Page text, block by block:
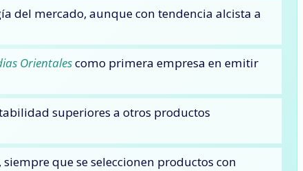
del mercado, aunque con tendencia alcista a
Orientalescomo primera empresa en emitir
superiores a otros productos
que se seleccionen productos con